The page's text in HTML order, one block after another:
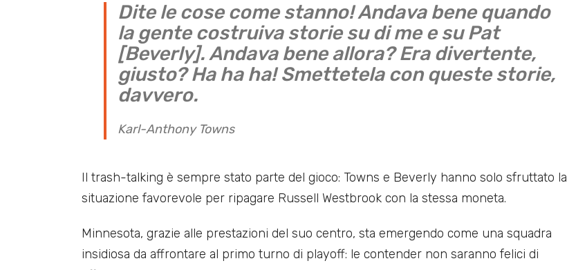
Dite le cose come stanno! Andava bene quando
la gente costruiva storie su di me e su Pat
[Beverly]. Andava bene allora? Era divertente,
giusto? Ha ha ha! Smettetela con queste storie,
davvero.
Karl-Anthony Towns
Il trash-talking è sempre stato parte del gioco: Towns e Beverly hanno solo sfruttato la
situazione favorevole per ripagare Russell Westbrook con la stessa moneta.
Minnesota, grazie alle prestazioni del suo centro, sta emergendo come una squadra
insidiosa da affrontare al primo turno di playoff: le contender non saranno felici di